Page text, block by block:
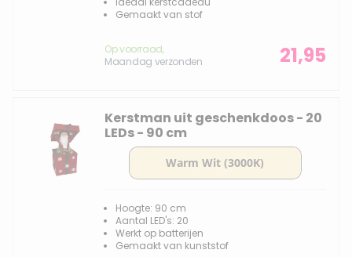
Gemaakt van stof
Op voorraad,
Maandag verzonden
21,95
Kerstman uit geschenkdoos - 20
LEDs - 90 cm
Hoogte: 90 cm
Aantal LED's: 20
Werkt op batterijen
Gemaakt van kunststof